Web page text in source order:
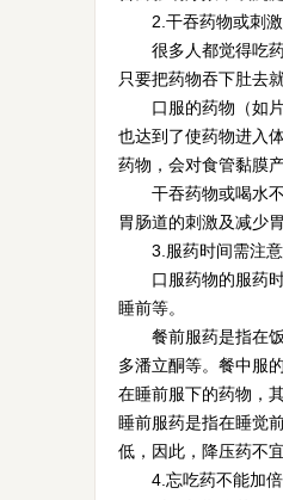
2.干吞药物或刺激
很多人都觉得吃药
只要把药物吞下肚去
口服的药物（如片
也达到了使药物进入
药物，会对食管黏膜
干吞药物或喝水不
胃肠道的刺激及减少
3.服药时间需注意
口服药物的服药时
睡前等。
餐前服药是指在饭
多潘立酮等。餐中服
在睡前服下的药物，
睡前服药是指在睡觉
低，因此，降压药不
4.忘吃药不能加